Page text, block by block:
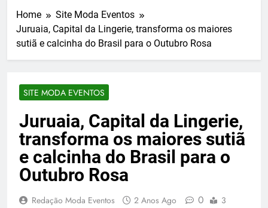
Feiras De Moda
2026
Home
Site Moda Eventos
Juruaia, Capital da Lingerie, transforma os maiores
sutiã e calcinha do Brasil para o Outubro Rosa
SITE MODA EVENTOS
Juruaia, Capital da Lingerie,
transforma os maiores sutiã
e calcinha do Brasil para o
Outubro Rosa
Redação Moda Eventos 2 Anos Ago 0
3